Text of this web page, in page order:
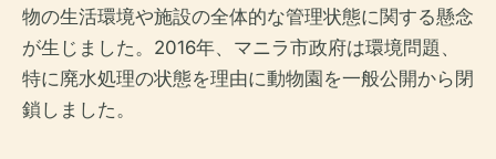
物の生活環境や施設の全体的な管理状態に関する懸念
が生じました。2016年、マニラ市政府は環境問題、
特に廃水処理の状態を理由に動物園を一般公開から閉
鎖しました。